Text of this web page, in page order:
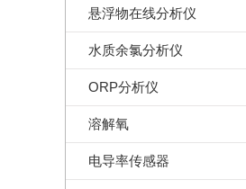
悬浮物在线分析仪
水质余氯分析仪
ORP分析仪
溶解氧
电导率传感器